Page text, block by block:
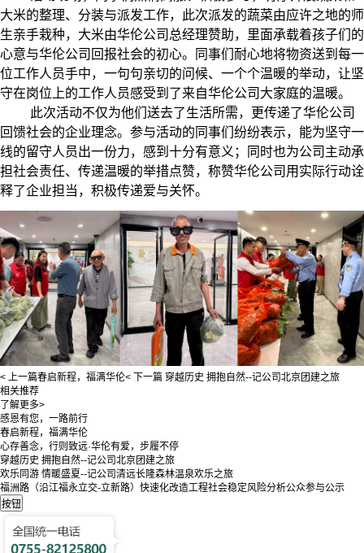
大米的整理、分装与派发工作，此次派发的蔬菜由应许之地的师
生亲手栽种，大米由华伦公司总经理赞助，里面承载着孩子们的
心意与华伦公司回报社会的初心。同事们耐心地将物资送到每一
位工作人员手中，一句句亲切的问候、一个个温暖的举动，让坚
守在岗位上的工作人员感受到了来自华伦公司大家庭的温暖。
此次活动不仅为他们送去了生活所需，更传递了华伦公司
回馈社会的企业理念。参与活动的同事们纷纷表示，能为坚守一
线的留守人员出一份力，感到十分有意义；同时也为公司主动承
担社会责任、传递温暖的举措点赞，称赞华伦公司用实际行动诠
释了企业担当，积极传递爱与关怀。
< 上一篇春启新程，福满华伦< 下一篇 穿越历史 拥抱自然--记公司北京团建之旅
相关推荐
了解更多>
感恩有您，一路前行
春启新程，福满华伦
心存善念，行则致远·华伦有爱，步履不停
穿越历史 拥抱自然--记公司北京团建之旅
欢乐同游 情暖盛夏--记公司清远长隆森林温泉欢乐之旅
福洲路（沿江福永立交-立新路）快速化改造工程社会稳定风险分析公众参与公示